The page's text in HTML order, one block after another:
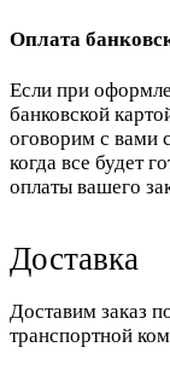
Оплата
Если при
банковской
оговорим с вами
когда все будет
оплаты вашего
Доставка
Доставим заказ
транспортной